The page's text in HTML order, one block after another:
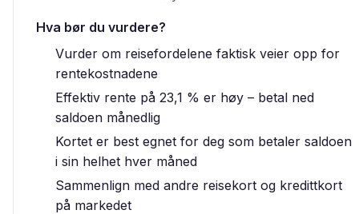
Hva bør du vurdere?
Vurder om reisefordelene faktisk veier opp for
rentekostnadene
Effektiv rente på 23,1 % er høy – betal ned
saldoen månedlig
Kortet er best egnet for deg som betaler saldoen
i sin helhet hver måned
Sammenlign med andre reisekort og kredittkort
på markedet